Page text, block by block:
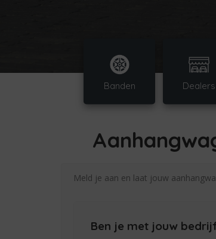
Banden Dealers
Meld je aan en laat jouw
Ben je met jouw